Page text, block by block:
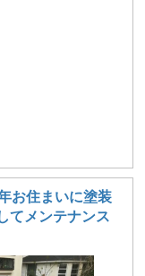
お住まいに塗装
てメンテナンス